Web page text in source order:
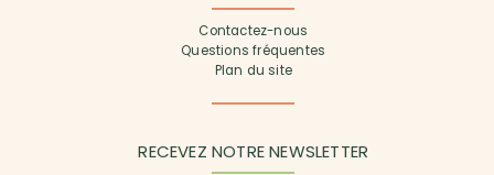
Contactez-nous
Questions fréquentes
Plan du site
RECEVEZ NOTRE NEWSLETTER